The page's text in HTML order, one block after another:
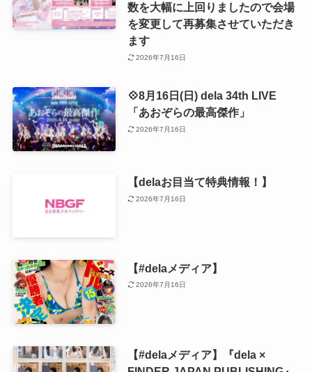
数を大幅に上回りましたので会場
を変更して再募集させていただき
ます
2026年7月16日
💠8月16日(日) dela 34th LIVE
「あおぞらの最高傑作」
2026年7月16日
【delaお目当て特典情報！】
2026年7月16日
【#delaメディア】
2026年7月16日
【#delaメディア】『dela ×